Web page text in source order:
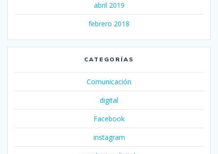
abril 2019
febrero 2018
CATEGORÍAS
Comunicación
digital
Facebook
instagram